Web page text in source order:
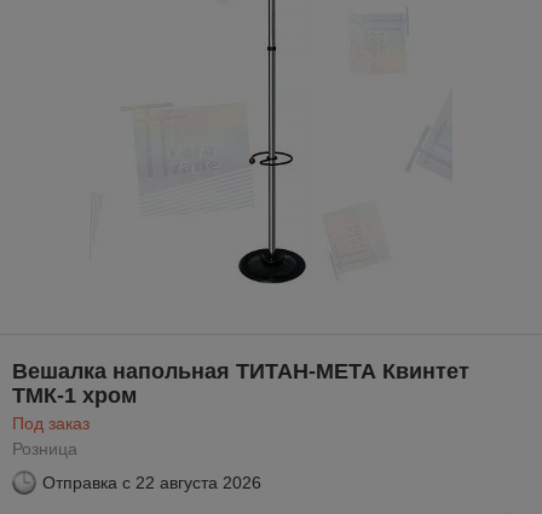
Вешалка напольная ТИТАН-МЕТА Квинтет
ТМК-1 хром
Под заказ
Розница
Отправка с 22 августа 2026